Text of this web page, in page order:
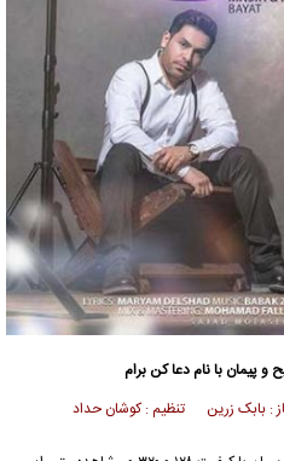
وپیمان با نام دعا کن برام
: بابک زرین تنظیم : کوشان حداد